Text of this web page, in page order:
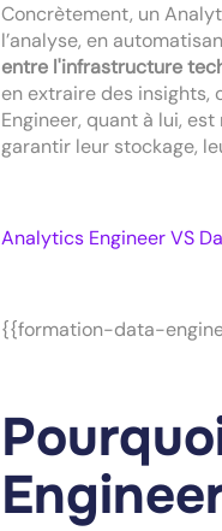
Concrètement, un
l’analyse, en
entre l'infrastructure
en extraire des insights,
Engineer, quant à lui,
garantir leur stockage,
Analytics Engineer VS
{{formation-data-